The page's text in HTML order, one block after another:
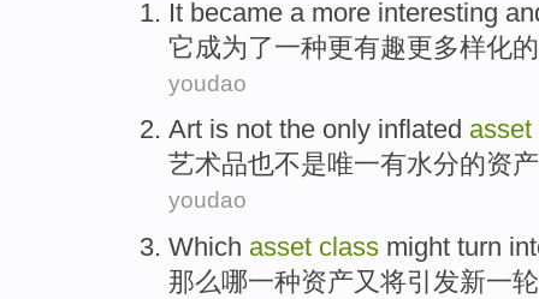
It became a more interesting
它成为了一种更有趣更多样化的
youdao
Art is not the only inflated asset
艺术品也不是唯一有水分的资产
youdao
Which asset class might turn
那么哪一种资产又将引发新一轮